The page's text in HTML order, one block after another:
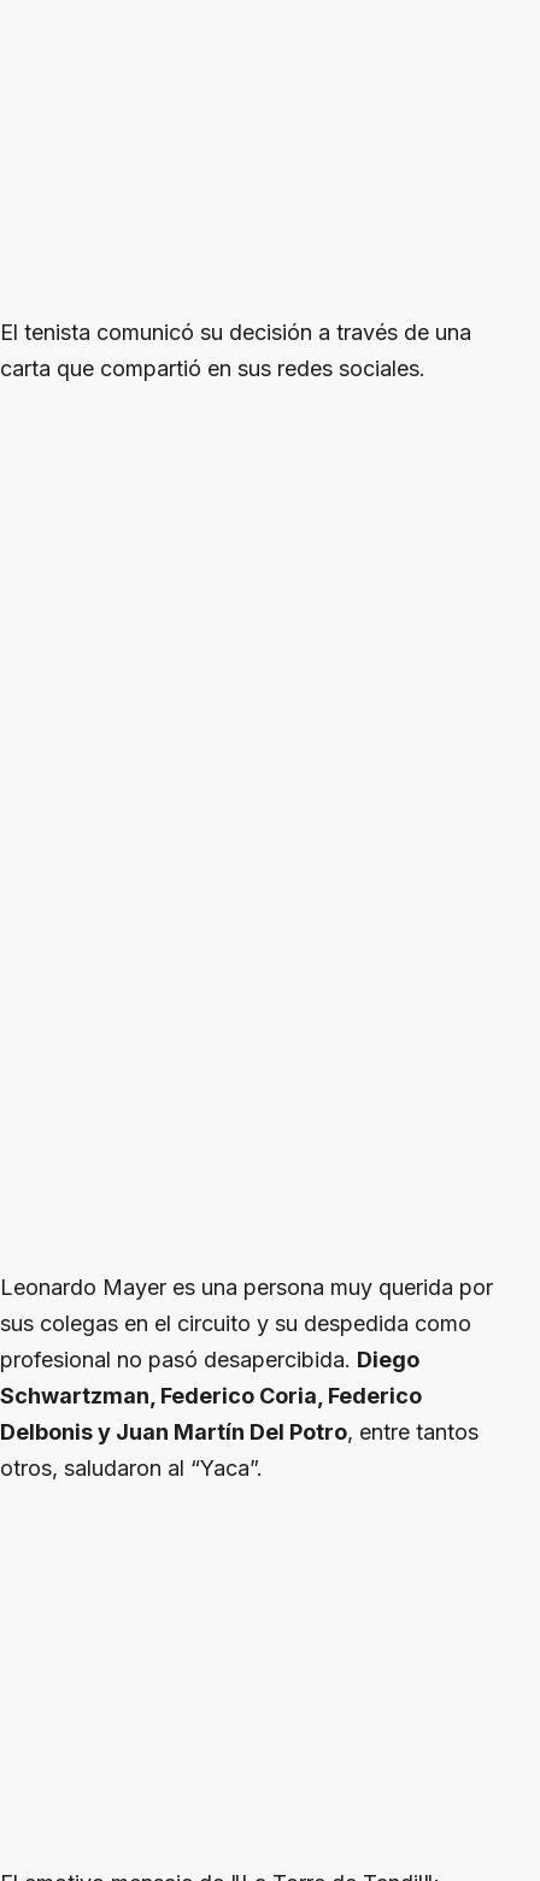
El tenista comunicó su decisión a través de una
carta que compartió en sus redes sociales.
Leonardo Mayer es una persona muy querida por
sus colegas en el circuito y su despedida como
profesional no pasó desapercibida. Diego
Schwartzman, Federico Coria, Federico
Delbonis y Juan Martín Del Potro, entre tantos
otros, saludaron al “Yaca”.